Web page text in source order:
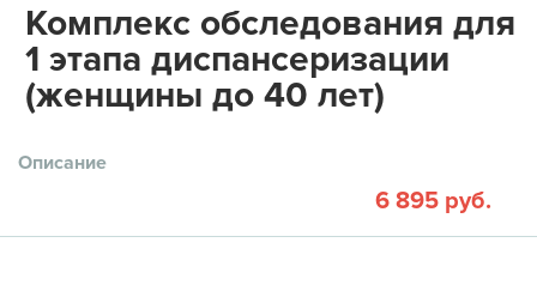
ПРАВОВАЯ ИНФОРМАЦИЯ
Комплекс обследования для
1 этапа диспансеризации
(женщины до 40 лет)
Описание
6 895 руб.